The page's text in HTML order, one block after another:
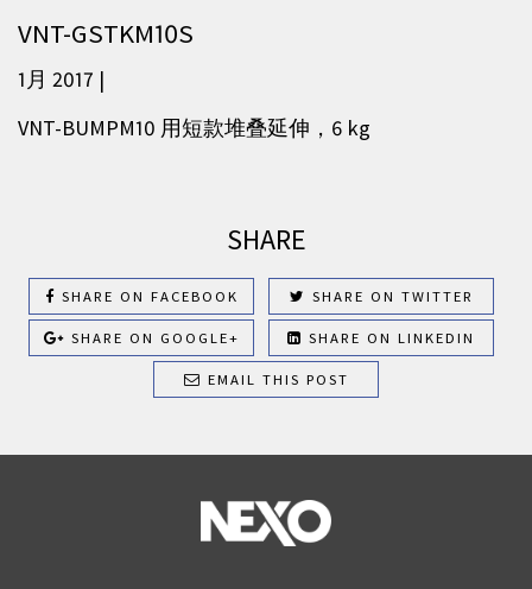
VNT-GSTKM10S
1月 2017 |
VNT-BUMPM10 用短款堆叠延伸，6 kg
SHARE
SHARE ON FACEBOOK SHARE ON TWITTER
SHARE ON GOOGLE+ SHARE ON LINKEDIN
EMAIL THIS POST